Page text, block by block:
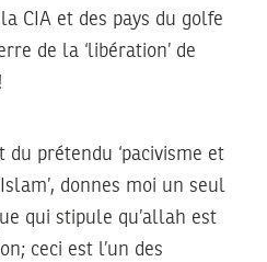
CIA et des pays du golfe
de la ‘libération’ de
du prétendu ‘pacivisme et
donnes moi un seul
qui stipule qu’allah est
ceci est l’un des